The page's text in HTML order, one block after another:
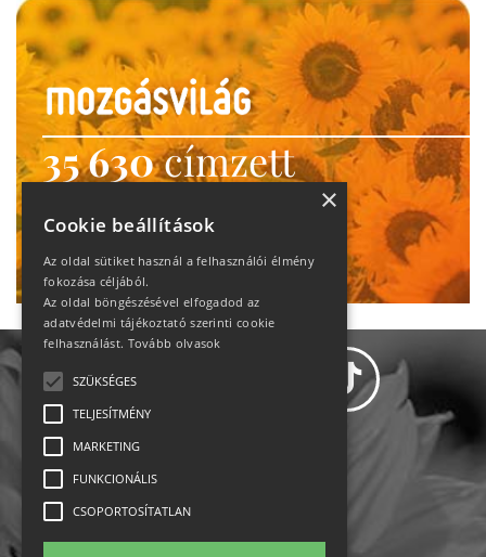
35 630címzett
heti motiváció
Ne maradj le!
Állásajánlatok
×
Cookie beállítások
Az oldal sütiket használ a felhasználói élmény
fokozása céljából.
Az oldal böngészésével elfogadod az
adatvédelmi tájékoztató szerinti cookie
felhasználást. Tovább olvasok
SZÜKSÉGES
TELJESÍTMÉNY
MARKETING
FUNKCIONÁLIS
CSOPORTOSÍTATLAN